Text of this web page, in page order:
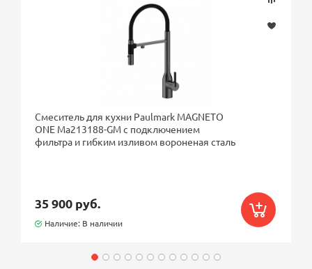
Смеситель для кухни Paulmark MAGNETO
ONE Ma213188-GM с подключением
фильтра и гибким изливом вороненая сталь
35 900 руб.
Наличие: В наличии